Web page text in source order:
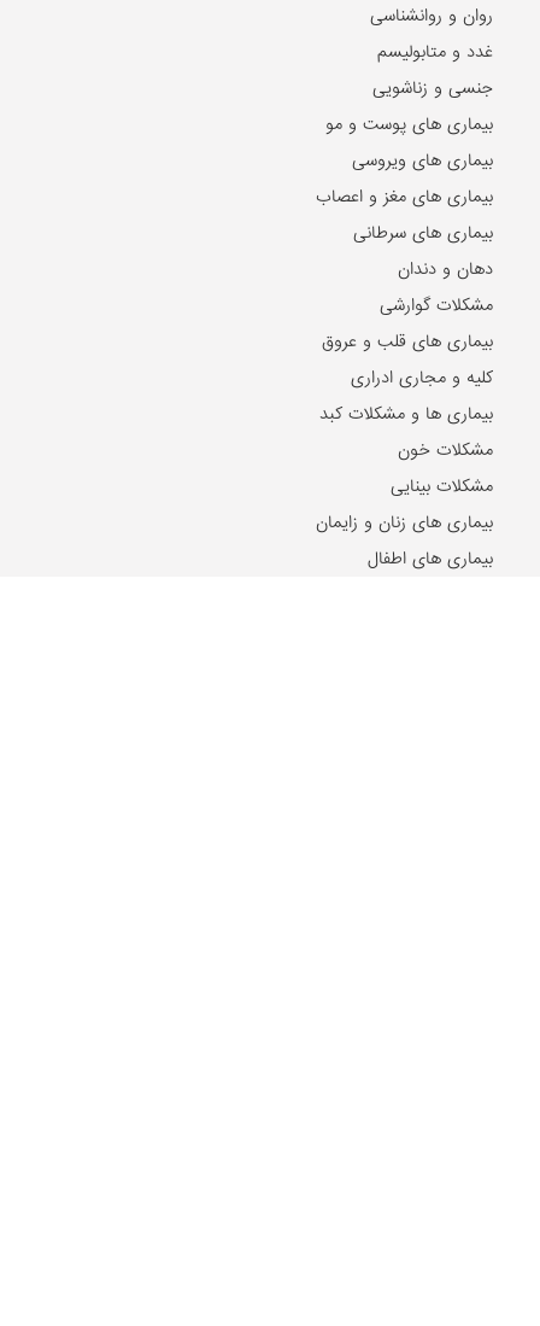
روان و روانشناسی
غدد و متابولیسم
جنسی و زناشویی
بیماری های پوست و مو
بیماری های ویروسی
بیماری های مغز و اعصاب
بیماری های سرطانی
دهان و دندان
مشکلات گوارشی
بیماری های قلب و عروق
کلیه و مجاری ادراری
بیماری ها و مشکلات کبد
مشکلات خون
مشکلات بینایی
بیماری های زنان و زایمان
بیماری های اطفال